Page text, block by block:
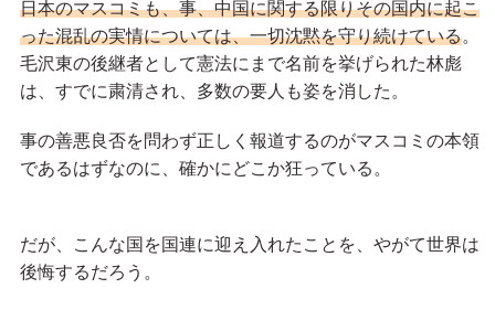
日本のマスコミも、事、中国に関する限りその国内に起こ
った混乱の実情については、一切沈黙を守り続けている。
毛沢東の後継者として憲法にまで名前を挙げられた林彪
は、すでに粛清され、多数の要人も姿を消した。
事の善悪良否を問わず正しく報道するのがマスコミの本領
であるはずなのに、確かにどこか狂っている。
だが、こんな国を国連に迎え入れたことを、やがて世界は
後悔するだろう。